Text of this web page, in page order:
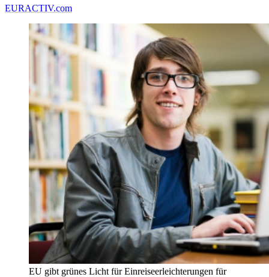
EURACTIV.com
EU gibt grünes Licht für Einreiseerleichterungen für